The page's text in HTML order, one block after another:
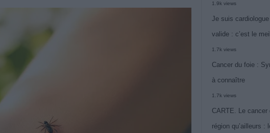
1.9k views
Je suis
valide : c’est le
1.7k views
Cancer du foie :
à connaître
1.7k views
CARTE. Le
région qu’ailleurs :